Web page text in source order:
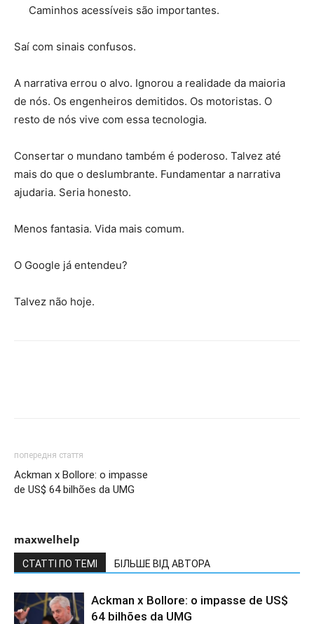
Caminhos acessíveis são importantes.
Saí com sinais confusos.
A narrativa errou o alvo. Ignorou a realidade da maioria
de nós. Os engenheiros demitidos. Os motoristas. O
resto de nós vive com essa tecnologia.
Consertar o mundano também é poderoso. Talvez até
mais do que o deslumbrante. Fundamentar a narrativa
ajudaria. Seria honesto.
Menos fantasia. Vida mais comum.
O Google já entendeu?
Talvez não hoje.
попередня стаття
Ackman x Bollore: o impasse
de US$ 64 bilhões da UMG
maxwelhelp
СТАТТІ ПО ТЕМІ БІЛЬШЕ ВІД АВТОРА
Ackman x Bollore: o impasse de US$
64 bilhões da UMG